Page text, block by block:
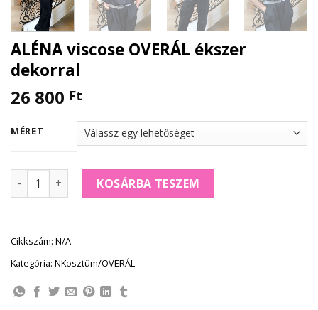
ALÉNA viscose OVERÁL ékszer
dekorral
26 800 Ft
MÉRET
ALÉNA viscose OVERÁL ékszer dekorral mennyiség
KOSÁRBA TESZEM
Cikkszám: N/A
Kategória: NKosztüm/OVERÁL